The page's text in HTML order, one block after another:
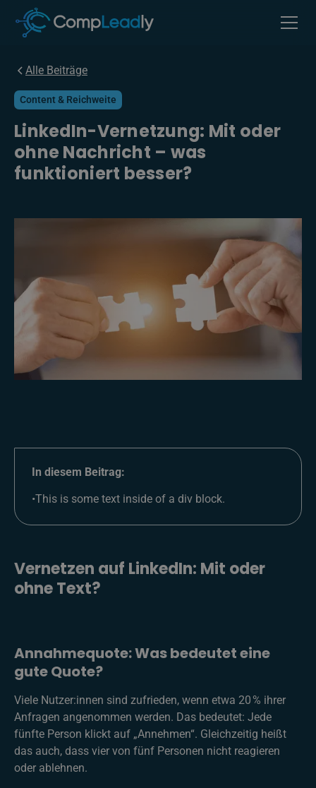
Alle Beiträge
Content & Reichweite
LinkedIn-Vernetzung: Mit oder
ohne Nachricht – was
funktioniert besser?
In diesem Beitrag:
•This is some text inside of a div block.
Vernetzen auf LinkedIn: Mit oder
ohne Text?
Annahmequote: Was bedeutet eine
gute Quote?
Viele Nutzer:innen sind zufrieden, wenn etwa 20 % ihrer
Anfragen angenommen werden. Das bedeutet: Jede
fünfte Person klickt auf „Annehmen“. Gleichzeitig heißt
das auch, dass vier von fünf Personen nicht reagieren
oder ablehnen.